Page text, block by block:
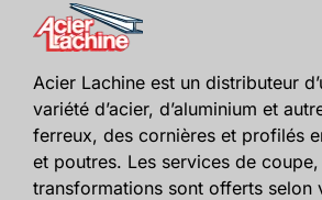
Acier Lachine est un distributeur
variété d’acier, d’aluminium et
ferreux, des cornières et profilés
et poutres. Les services de
transformations sont offerts selon